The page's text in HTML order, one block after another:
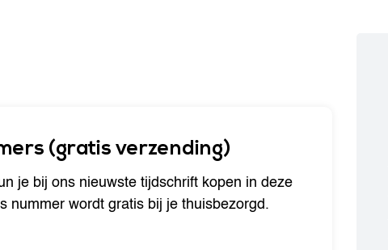
(gratis verzending)
je bij ons nieuwste tijdschrift kopen in deze
nummer wordt gratis bij je thuisbezorgd.